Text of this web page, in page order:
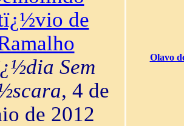
de
Sem
, 4 de
de 2012
Olavo